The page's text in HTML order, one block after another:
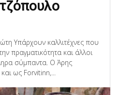
Υπάρχουν καλλιτέχνες που
πραγματικότητα και άλλοι
σύμπαντα. Ο Άρης
ως Forvitinn,...